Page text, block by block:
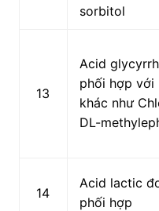
sorbitol
13
Acid
phối hợp với
khác như
DL-
14
Acid lactic
phối hợp